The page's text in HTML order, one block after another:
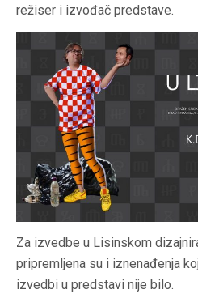
režiser i izvođač predstave.
Za izvedbe u Lisinskom
pripremljena su i iznenađenja
izvedbi u predstavi nije bilo.